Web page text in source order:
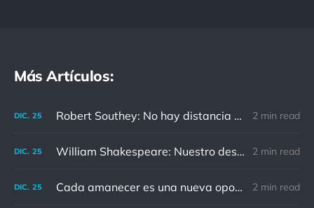
Más Artículos:
DIC. 25 Robert Southey: No hay distancia o tiempo que pueda disminuir la amistad de aquellos que están completamente convencidos del valor del otro 2 min read
DIC. 25 William Shakespeare: Nuestro destino está en las estrellas, así que levantemos nuestros ojos al cielo 2 min read
DIC. 25 Cada amanecer es una nueva oportunidad 2 min read